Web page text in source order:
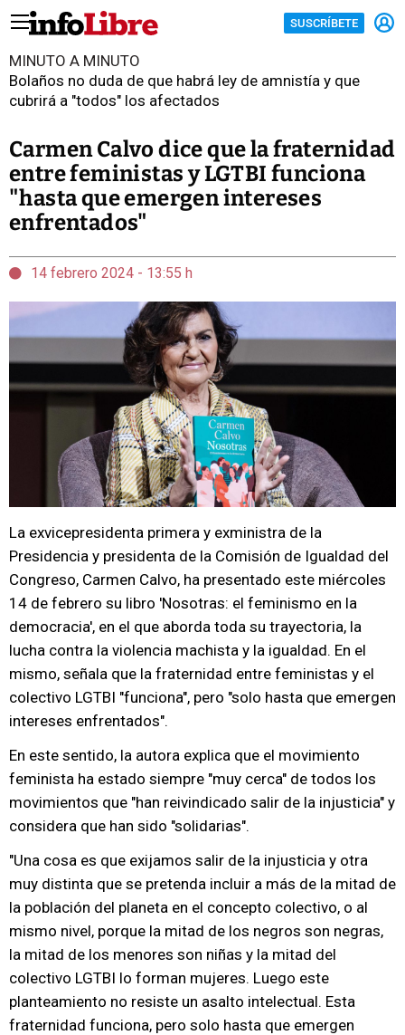
SUSCRÍBETE
MINUTO A MINUTO
Bolaños no duda de que habrá ley de amnistía y que
cubrirá a "todos" los afectados
Carmen Calvo dice que la fraternidad
entre feministas y LGTBI funciona
"hasta que emergen intereses
enfrentados"
14 febrero 2024 - 13:55 h
La exvicepresidenta primera y exministra de la
Presidencia y presidenta de la Comisión de Igualdad del
Congreso, Carmen Calvo, ha presentado este miércoles
14 de febrero su libro 'Nosotras: el feminismo en la
democracia', en el que aborda toda su trayectoria, la
lucha contra la violencia machista y la igualdad. En el
mismo, señala que la fraternidad entre feministas y el
colectivo LGTBI "funciona", pero "solo hasta que emergen
intereses enfrentados".
En este sentido, la autora explica que el movimiento
feminista ha estado siempre "muy cerca" de todos los
movimientos que "han reivindicado salir de la injusticia" y
considera que han sido "solidarias".
"Una cosa es que exijamos salir de la injusticia y otra
muy distinta que se pretenda incluir a más de la mitad de
la población del planeta en el concepto colectivo, o al
mismo nivel, porque la mitad de los negros son negras,
la mitad de los menores son niñas y la mitad del
colectivo LGTBI lo forman mujeres. Luego este
planteamiento no resiste un asalto intelectual. Esta
fraternidad funciona, pero solo hasta que emergen